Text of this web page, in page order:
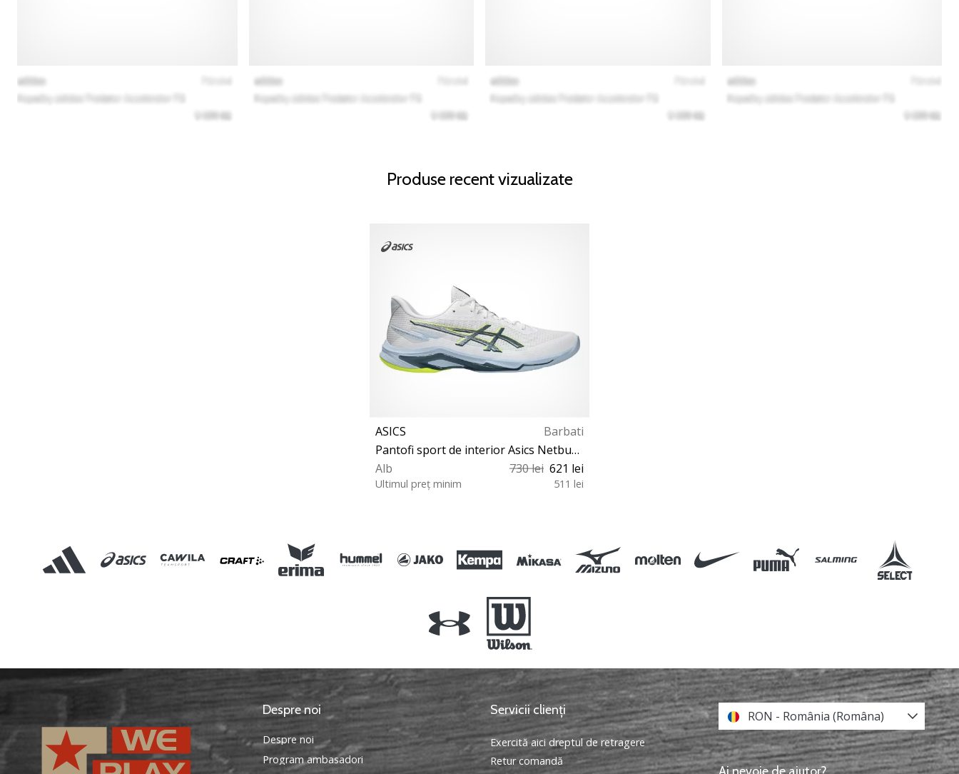
Produse recent vizualizate
ASICS
Barbati
Pantofi sport de interior Asics Netburner Ballistic FF 4 Shoe
Alb
730 lei 621 lei
Ultimul preț minim 511 lei
Despre noi
Despre noi
Program ambasadori
Servicii clienți
Exercită aici dreptul de retragere
Retur comandă
RON - România (Româna)
Ai nevoie de ajutor?